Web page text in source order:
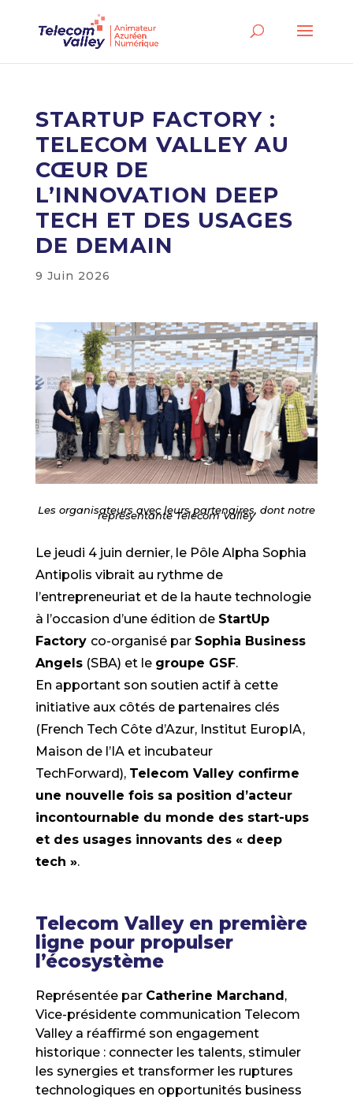
STARTUP FACTORY :
TELECOM VALLEY AU
CŒUR DE
L’INNOVATION DEEP
TECH ET DES USAGES
DE DEMAIN
9 Juin 2026
Les organisateurs avec leurs partenaires, dont notre
représentante Telecom Valley
Le jeudi 4 juin dernier, le Pôle Alpha Sophia
Antipolis vibrait au rythme de
l’entrepreneuriat et de la haute technologie
à l’occasion d’une édition de StartUp
Factory co-organisé par Sophia Business
Angels(SBA) et le groupe GSF.
En apportant son soutien actif à cette
initiative aux côtés de partenaires clés
(French Tech Côte d’Azur, Institut EuropIA,
Maison de l’IA et incubateur
TechForward), Telecom Valley confirme
une nouvelle fois sa position d’acteur
incontournable du monde des start-ups
et des usages innovants des « deep
tech ».
Telecom Valley en première
ligne pour propulser
l’écosystème
Représentée par Catherine Marchand,
Vice-présidente communication Telecom
Valley a réaffirmé son engagement
historique : connecter les talents, stimuler
les synergies et transformer les ruptures
technologiques en opportunités business